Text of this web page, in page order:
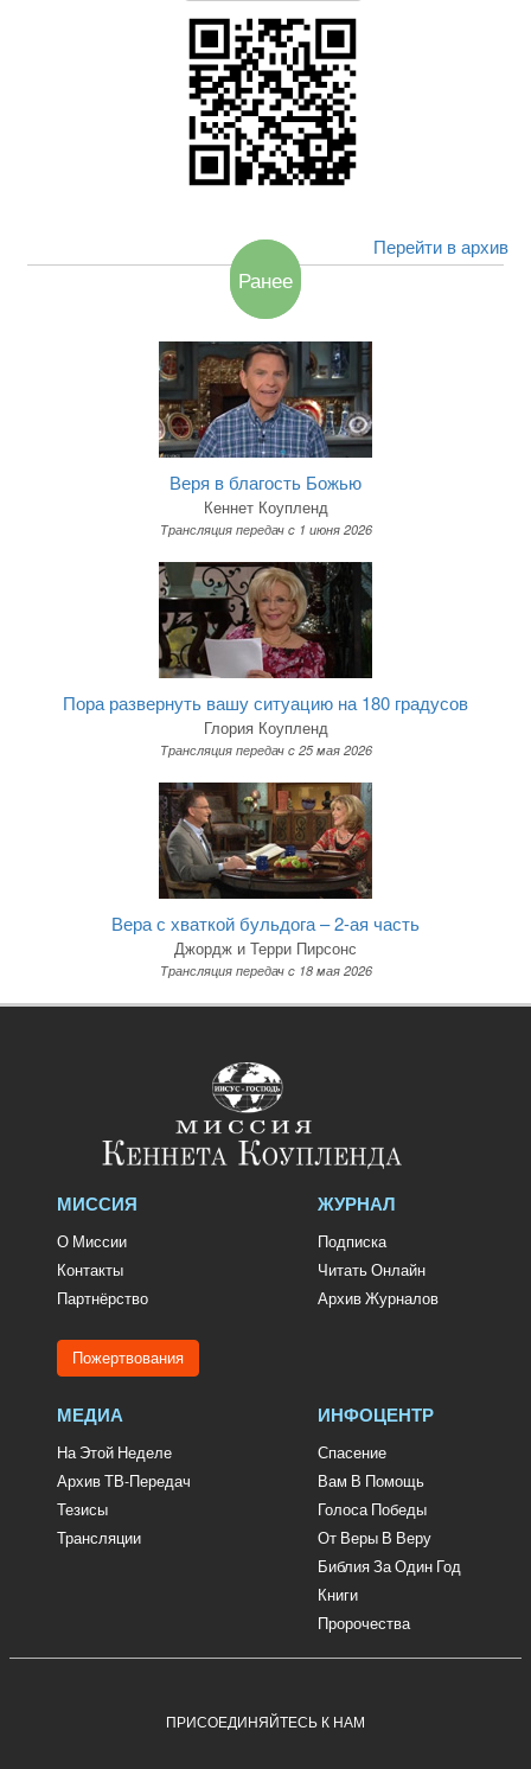
Перейти в архив
Ранее
Веря в благость Божью
Кеннет Коупленд
Трансляция передач c 1 июня 2026
Пора развернуть вашу ситуацию на 180 градусов
Глория Коупленд
Трансляция передач c 25 мая 2026
Вера с хваткой бульдога – 2-ая часть
Джордж и Терри Пирсонс
Трансляция передач c 18 мая 2026
МИССИЯ
О Миссии
Контакты
Партнёрство
Пожертвования
ЖУРНАЛ
Подписка
Читать Онлайн
Архив Журналов
МЕДИА
На Этой Неделе
Архив ТВ-Передач
Тезисы
Трансляции
ИНФОЦЕНТР
Спасение
Вам В Помощь
Голоса Победы
От Веры В Веру
Библия За Один Год
Книги
Пророчества
ПРИСОЕДИНЯЙТЕСЬ К НАМ